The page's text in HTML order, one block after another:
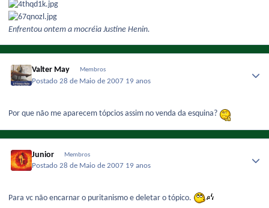
Enfrentou ontem a mocréia Justine Henin.
Valter May Membros
Postado28 de Maio de 2007 19 anos
Por que não me aparecem tópcios assim no venda da esquina?
Junior Membros
Postado28 de Maio de 2007 19 anos
Para vc não encarnar o puritanismo e deletar o tópico.